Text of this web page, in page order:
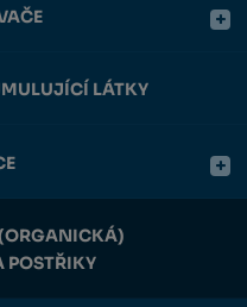
LÁTKY
POSTŘIKY